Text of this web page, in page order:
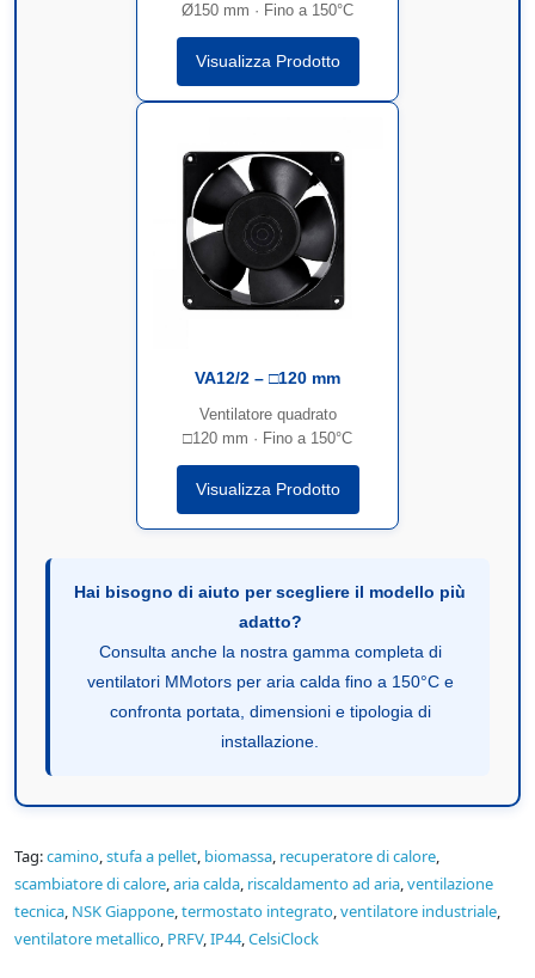
Ø150 mm · Fino a 150°C
Visualizza Prodotto
VA12/2 – □120 mm
Ventilatore quadrato
□120 mm · Fino a 150°C
Visualizza Prodotto
Hai bisogno di aiuto per scegliere il modello più
adatto?
Consulta anche la nostra gamma completa di
ventilatori MMotors per aria calda fino a 150°C e
confronta portata, dimensioni e tipologia di
installazione.
Tag:camino,stufa a pellet, biomassa, recuperatore di calore,
scambiatore di calore,aria calda, riscaldamento ad aria,ventilazione
tecnica, NSK Giappone,termostato integrato,ventilatore industriale,
ventilatore metallico, PRFV,IP44,CelsiClock